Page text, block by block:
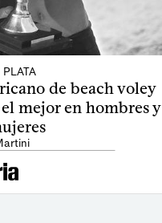
de beach voley
mejor en hombres y